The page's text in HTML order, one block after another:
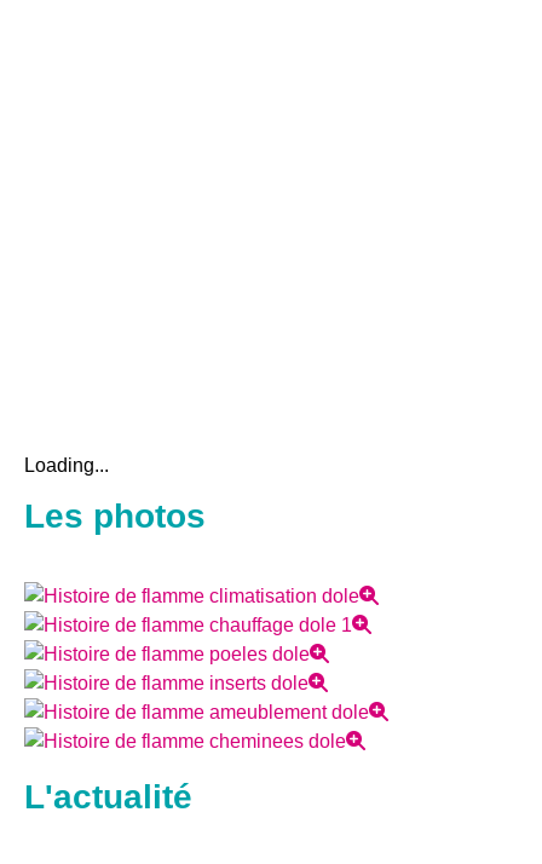
Loading...
Les photos
L'actualité